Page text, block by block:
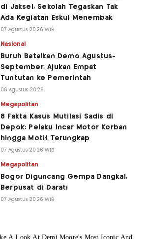
di Jaksel, Sekolah Tegaskan Tak
Ada Kegiatan Eskul Menembak
07 Agustus 2026 WIB
Nasional
Buruh Batalkan Demo Agustus-
September, Ajukan Empat
Tuntutan ke Pemerintah
06 Agustus 2026
Megapolitan
8 Fakta Kasus Mutilasi Sadis di
Depok: Pelaku Incar Motor Korban
hingga Motif Terungkap
07 Agustus 2026 WIB
Megapolitan
Bogor Diguncang Gempa Dangkal,
Berpusat di Darat!
07 Agustus 2026 WIB